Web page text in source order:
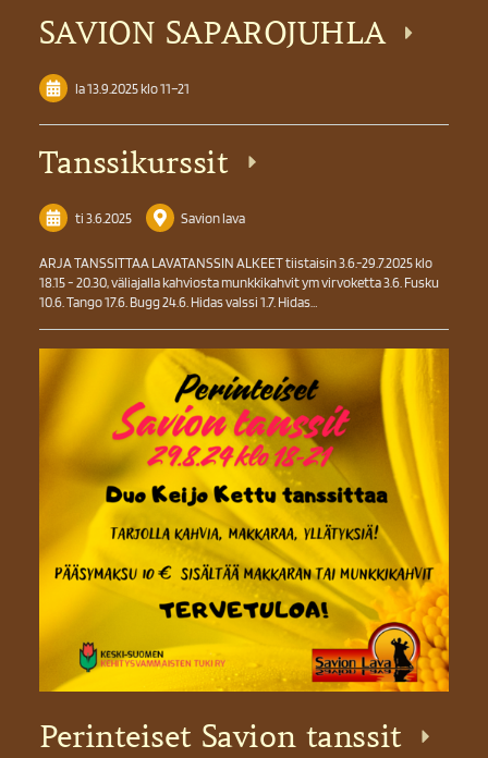
SAVION SAPAROJUHLA
la 13.9.2025klo 11–21
Tanssikurssit
ti 3.6.2025 Savion lava
ARJA TANSSITTAA LAVATANSSIN ALKEET tiistaisin 3.6.-29.7.2025 klo
18.15 - 20.30, väliajalla kahviosta munkkikahvit ym virvoketta 3.6. Fusku
10.6. Tango 17.6. Bugg 24.6. Hidas valssi 1.7. Hidas…
Perinteiset Savion tanssit